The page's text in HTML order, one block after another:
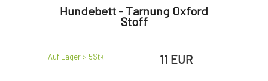
Hundebett - Tarnung Oxford
Stoff
Auf Lager > 5Stk. 11 EUR